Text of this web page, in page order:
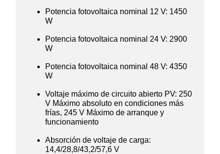
Potencia fotovoltaica nominal 12 V: 1450
W
Potencia fotovoltaica nominal 24 V: 2900
W
Potencia fotovoltaica nominal 48 V: 4350
W
Voltaje máximo de circuito abierto PV: 250
V Máximo absoluto en condiciones más
frías, 245 V Máximo de arranque y
funcionamiento
Absorción de voltaje de carga:
14,4/28,8/43,2/57,6 V